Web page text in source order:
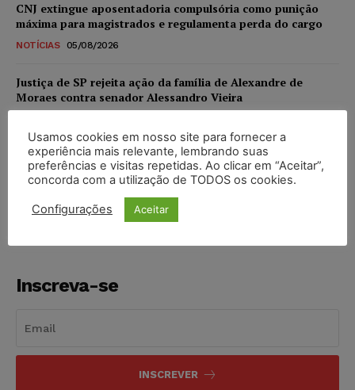
CNJ extingue aposentadoria compulsória como punição
máxima para magistrados e regulamenta perda do cargo
NOTÍCIAS 05/08/2026
Justiça de SP rejeita ação da família de Alexandre de
Moraes contra senador Alessandro Vieira
Conselho Nacional de Justiça determina afastamento da
juíza Gabriela Hardt por dois anos
Inscreva-se
INSCREVER
Usamos cookies em nosso site para fornecer a
experiência mais relevante, lembrando suas
preferências e visitas repetidas. Ao clicar em “Aceitar”,
concorda com a utilização de TODOS os cookies.
Configurações Aceitar